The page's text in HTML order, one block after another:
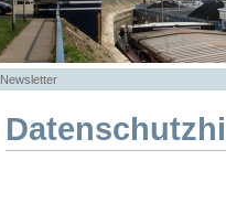
Newsletter